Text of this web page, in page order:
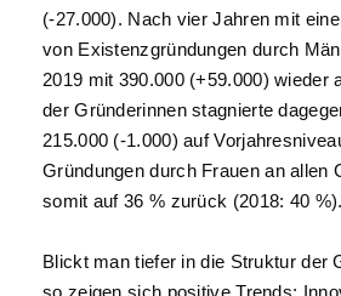
(-27.000). Nach vier Jahren mit
von Existenzgründungen durch
2019 mit 390.000 (+59.000) wieder
der Gründerinnen stagnierte
215.000 (-1.000) auf
Gründungen durch Frauen an allen
somit auf 36 % zurück (2018: 40 %).
Blickt man tiefer in die Struktur der
so zeigen sich positive Trends: